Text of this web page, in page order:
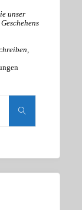
unser
Suchen